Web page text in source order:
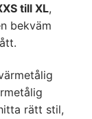
till XL,
bekväm
rätt stil,